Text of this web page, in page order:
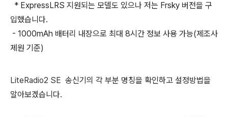
* ExpressLRS 지원되는 모델도 있으나 저는 Frsky 버전을 구
입했습니다.
- 1000mAh 배터리 내장으로 최대 8시간 정보 사용 가능(제조사
제원 기준)
LiteRadio2 SE 송신기의 각 부분 명칭을 확인하고 설정방법을
알아보겠습니다.